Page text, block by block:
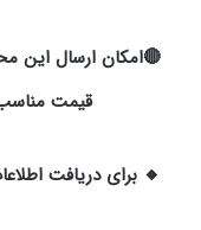
قیمت
🔸 برای دریافت